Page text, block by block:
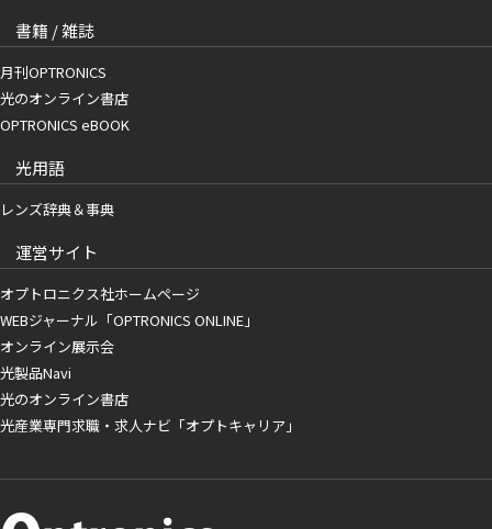
書籍 / 雑誌
月刊OPTRONICS
光のオンライン書店
OPTRONICS eBOOK
光用語
レンズ辞典＆事典
運営サイト
オプトロニクス社ホームページ
WEBジャーナル「OPTRONICS ONLINE」
オンライン展示会
光製品Navi
光のオンライン書店
光産業専門求職・求人ナビ「オプトキャリア」